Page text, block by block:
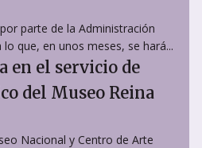
parte de la Administración
que, en unos meses, se hará...
en el servicio de
del Museo Reina
Nacional y Centro de Arte